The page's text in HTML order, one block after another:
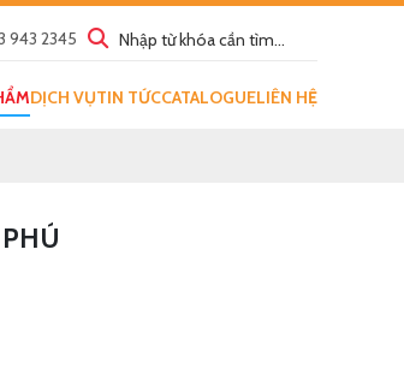
943 2345
DỊCH VỤTIN TỨCCATALOGUELIÊN HỆ